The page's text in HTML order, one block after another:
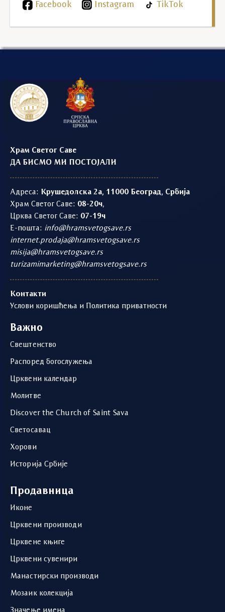
Facebook Instagram TikTok
Храм Светог Саве
ДА БИСМО МИ ПОСТОЈАЛИ
Адреса: Крушедолска 2а, 11000 Београд, Србија
Храм Светог Саве: 08-20ч,
Црква Светог Саве: 07-19ч
Е-пошта: info@hramsvetogsave.rs
internet.prodaja@hramsvetogsave.rs
misija@hramsvetogsave.rs
turizamimarketing@hramsvetogsave.rs
Контакти
Услови коришћења и Политика приватности
Важно
Свештенство
Распоред богослужења
Црквени календар
Молитве
Discover the Church of Saint Sava
Светосавац
Хорови
Историја Србије
Продавница
Иконе
Црквени производи
Црквене књиге
Црквени сувенири
Манастирски производи
Мозаик колекција